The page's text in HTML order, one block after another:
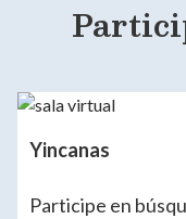
Yincanas
Participe en